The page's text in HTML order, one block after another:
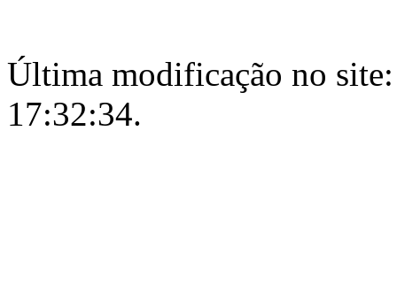
Última modificação no
17:32:34.